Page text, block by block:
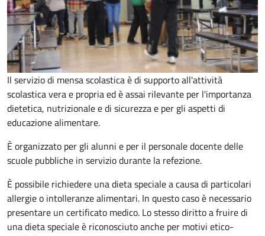
Il servizio di mensa scolastica è di supporto all'attività
scolastica vera e propria ed è assai rilevante per l'importanza
dietetica, nutrizionale e di sicurezza e per gli aspetti di
educazione alimentare.
È organizzato per gli alunni e per il personale docente delle
scuole pubbliche in servizio durante la refezione.
È possibile richiedere una dieta speciale a causa di particolari
allergie o intolleranze alimentari. In questo caso è necessario
presentare un certificato medico. Lo stesso diritto a fruire di
una dieta speciale è riconosciuto anche per motivi etico-